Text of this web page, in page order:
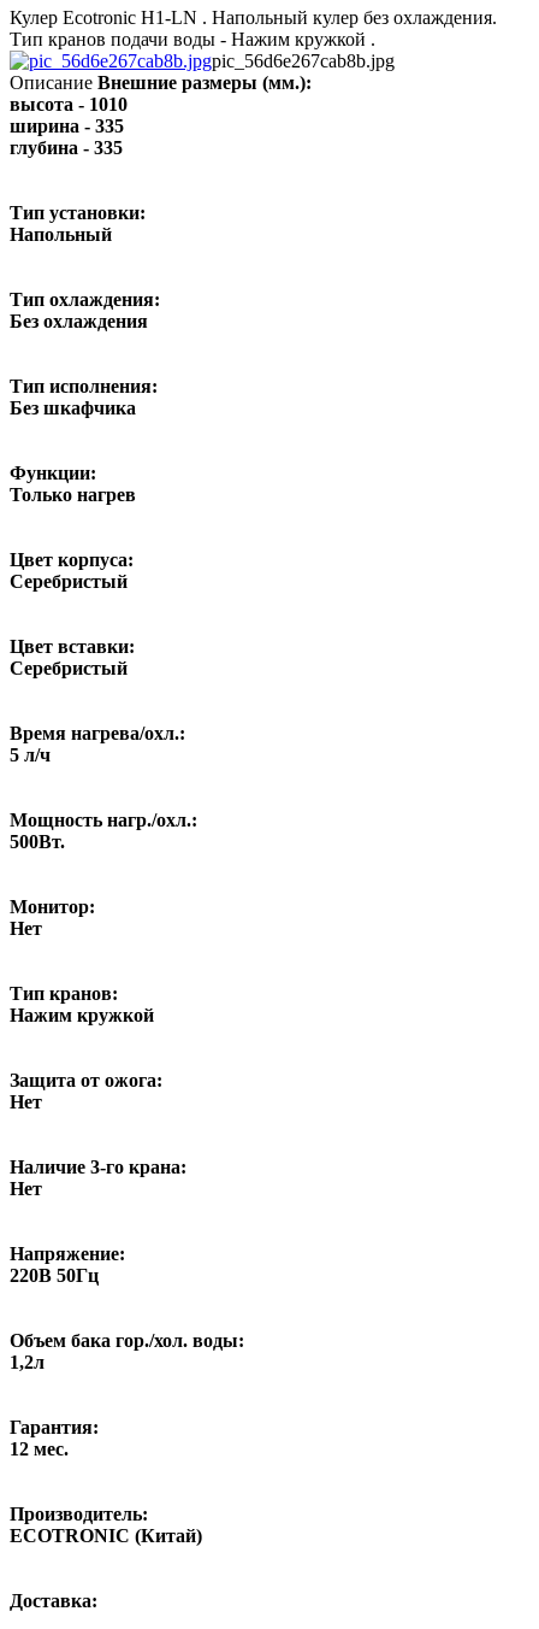
Кулер Ecotronic H1-LN . Напольный кулер без охлаждения.
Тип кранов подачи воды - Нажим кружкой .
pic_56d6e267cab8b.jpg
Описание Внешние размеры (мм.):
высота - 1010
ширина - 335
глубина - 335
Тип установки:
Напольный
Тип охлаждения:
Без охлаждения
Тип исполнения:
Без шкафчика
Функции:
Только нагрев
Цвет корпуса:
Серебристый
Цвет вставки:
Серебристый
Время нагрева/охл.:
5 л/ч
Мощность нагр./охл.:
500Вт.
Монитор:
Нет
Тип кранов:
Нажим кружкой
Защита от ожога:
Нет
Наличие 3-го крана:
Нет
Напряжение:
220В 50Гц
Объем бака гор./хол. воды:
1,2л
Гарантия:
12 мес.
Производитель:
ECOTRONIC (Китай)
Доставка: